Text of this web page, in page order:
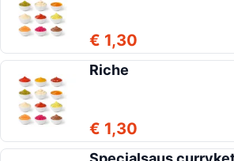
€ 1,30
Riche
€ 1,30